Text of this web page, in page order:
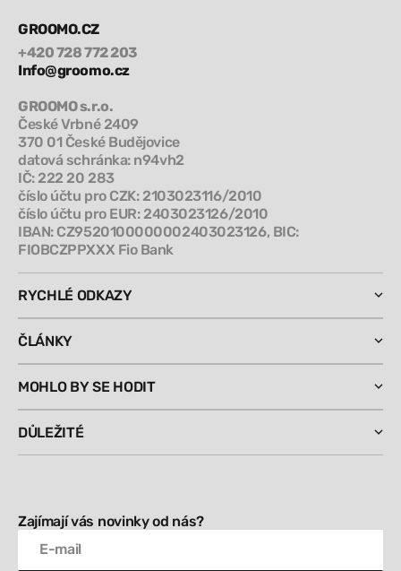
GROOMO.CZ
+420 728 772 203
Info@groomo.cz
GROOMO s.r.o.
České Vrbné 2409
370 01 České Budějovice
datová schránka: n94vh2
IČ: 222 20 283
číslo účtu pro CZK: 2103023116/2010
číslo účtu pro EUR: 2403023126/2010
IBAN: CZ9520100000002403023126, BIC:
FIOBCZPPXXX Fio Bank
RYCHLÉ ODKAZY
ČLÁNKY
MOHLO BY SE HODIT
DŮLEŽITÉ
Zajímají vás novinky od nás?
E-mail